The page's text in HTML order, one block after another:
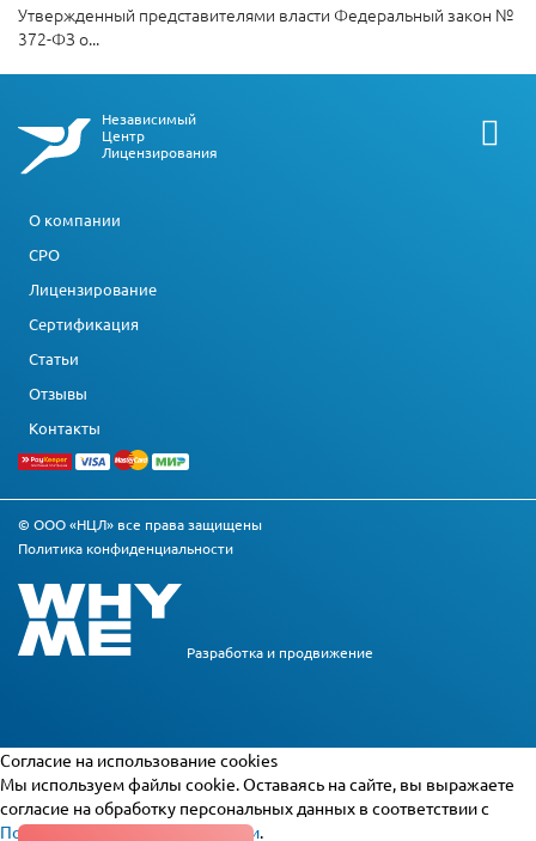
Утвержденный представителями власти Федеральный закон №
372-ФЗ о...
Независимый
Центр
Лицензирования
О компании
СРО
Лицензирование
Сертификация
Статьи
Отзывы
Контакты
© ООО «НЦЛ» все права защищены
Политика конфиденциальности
Разработка и продвижение
Cогласие на использование cookies
Мы используем файлы cookie. Оставаясь на сайте, вы выражаете
согласие на обработку персональных данных в соответствии с
Политикой конфиденциальности